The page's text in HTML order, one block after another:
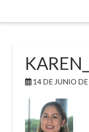
14 DE JUNIO